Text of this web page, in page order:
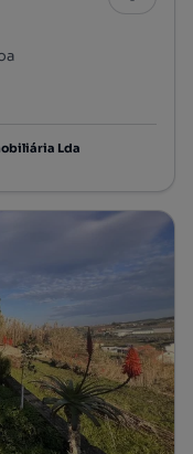
Lda